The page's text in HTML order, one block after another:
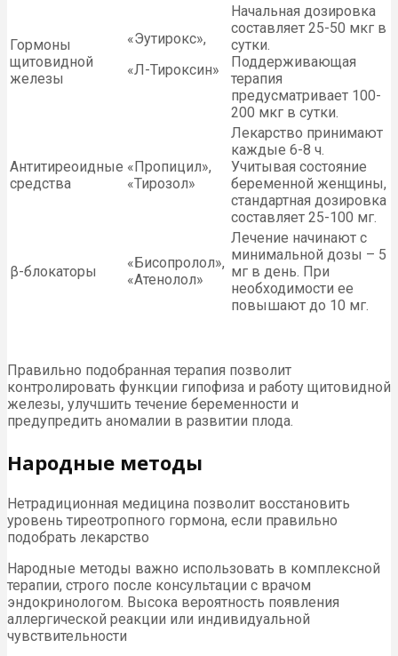
Гормоны
щитовидной
железы
«Эутирокс»,
«Л-Тироксин»
Начальная дозировка
составляет 25-50 мкг в
сутки.
Поддерживающая
терапия
предусматривает 100-
200 мкг в сутки.
Антитиреоидные
средства
«Пропицил»,
«Тирозол»
Лекарство принимают
каждые 6-8 ч.
Учитывая состояние
беременной женщины,
стандартная дозировка
составляет 25-100 мг.
β-блокаторы
«Бисопролол»,
«Атенолол»
Лечение начинают с
минимальной дозы – 5
мг в день. При
необходимости ее
повышают до 10 мг.
Правильно подобранная терапия позволит
контролировать функции гипофиза и работу щитовидной
железы, улучшить течение беременности и
предупредить аномалии в развитии плода.
Народные методы
Нетрадиционная медицина позволит восстановить
уровень тиреотропного гормона, если правильно
подобрать лекарство
Народные методы важно использовать в комплексной
терапии, строго после консультации с врачом
эндокринологом. Высока вероятность появления
аллергической реакции или индивидуальной
чувствительности